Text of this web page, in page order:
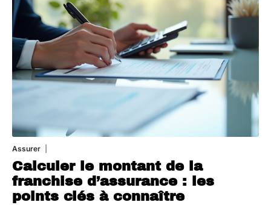
Assurer
Calculer le montant de la
franchise d’assurance : les
points clés à connaître